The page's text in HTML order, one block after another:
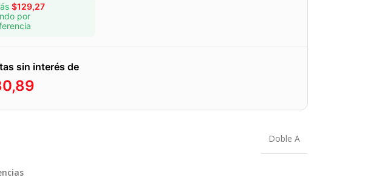
$129,27
por
sin interés de
Doble A